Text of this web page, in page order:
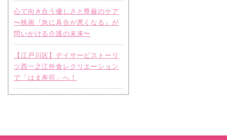
心で向き合う優しさと尊厳のケア
〜映画『急に具合が悪くなる』が
問いかける介護の未来〜
【江戸川区】デイサービストーリ
ツ西一之江外食レクリエーション
で「はま寿司」へ！